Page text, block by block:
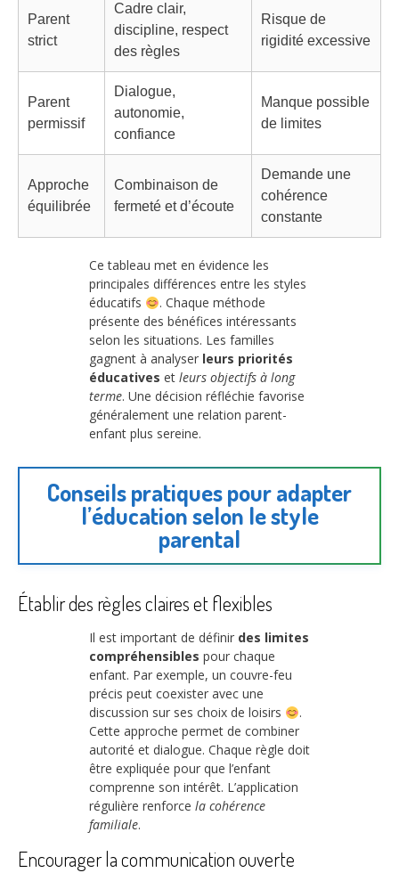
Parent
strict
Cadre clair,
discipline, respect
des règles
Risque de
rigidité excessive
Parent
permissif
Dialogue,
autonomie,
confiance
Manque possible
de limites
Approche
équilibrée
Combinaison de
fermeté et d’écoute
Demande une
cohérence
constante
Ce tableau met en évidence les
principales différences entre les styles
éducatifs
. Chaque méthode
présente des bénéfices intéressants
selon les situations. Les familles
gagnent à analyser leurs priorités
éducatives et leurs objectifs à long
terme. Une décision réfléchie favorise
généralement une relation parent-
enfant plus sereine.
Conseils pratiques pour adapter
l’éducation selon le style
parental
Établir des règles claires et flexibles
Il est important de définir des limites
compréhensibles pour chaque
enfant. Par exemple, un couvre-feu
précis peut coexister avec une
discussion sur ses choix de loisirs
.
Cette approche permet de combiner
autorité et dialogue. Chaque règle doit
être expliquée pour que l’enfant
comprenne son intérêt. L’application
régulière renforce la cohérence
familiale.
Encourager la communication ouverte